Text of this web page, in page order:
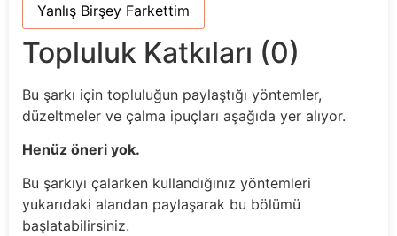
Yanlış Birşey Farkettim
Topluluk Katkıları (0)
Bu şarkı için topluluğun paylaştığı yöntemler,
düzeltmeler ve çalma ipuçları aşağıda yer alıyor.
Henüz öneri yok.
Bu şarkıyı çalarken kullandığınız yöntemleri
yukarıdaki alandan paylaşarak bu bölümü
başlatabilirsiniz.